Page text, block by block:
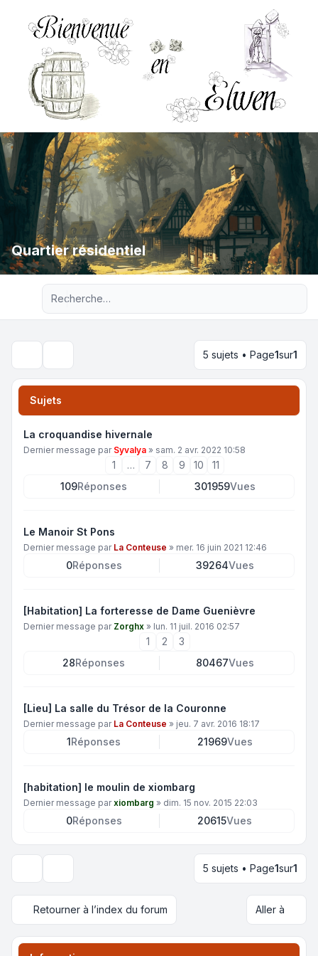
Quartier résidentiel
Recherche avancée
5 sujets • Page1sur1
Sujets
La croquandise hivernale
Dernier message par Syvalya » sam. 2 avr. 2022 10:58
1 … 7 8 9 10
11
109Réponses 301959Vues
Le Manoir St Pons
Dernier message par La Conteuse » mer. 16 juin 2021 12:46
0Réponses 39264Vues
[Habitation] La forteresse de Dame Guenièvre
Dernier message par Zorghx » lun. 11 juil. 2016 02:57
1 2
3
28Réponses 80467Vues
[Lieu] La salle du Trésor de la Couronne
Dernier message par La Conteuse » jeu. 7 avr. 2016 18:17
1Réponses 21969Vues
[habitation] le moulin de xiombarg
Dernier message parxiombarg » dim. 15 nov. 2015 22:03
0Réponses 20615Vues
5 sujets • Page1sur1
Retourner à l’index du forum Aller à